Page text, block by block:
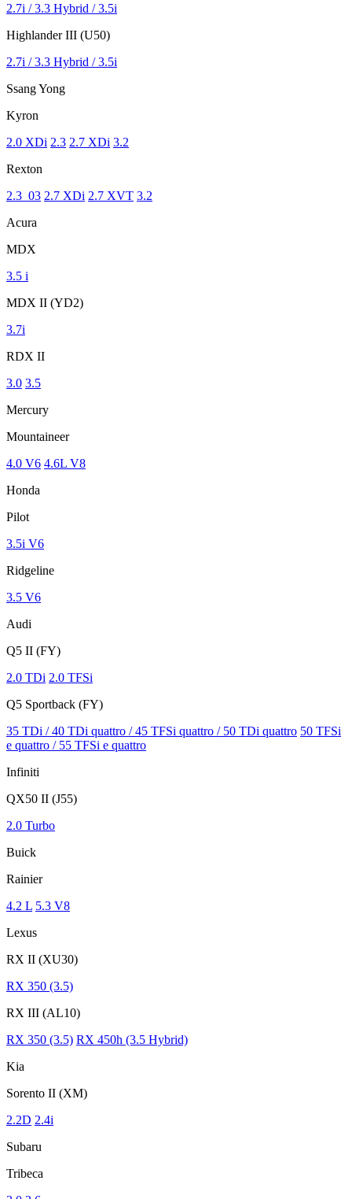
2.7i / 3.3 Hybrid / 3.5i
Highlander III (U50)
2.7i / 3.3 Hybrid / 3.5i
Ssang Yong
Kyron
2.0 XDi 2.3 2.7 XDi 3.2
Rexton
2.3_03 2.7 XDi 2.7 XVT 3.2
Acura
MDX
3.5 i
MDX II (YD2)
3.7i
RDX II
3.0 3.5
Mercury
Mountaineer
4.0 V6 4.6L V8
Honda
Pilot
3.5i V6
Ridgeline
3.5 V6
Audi
Q5 II (FY)
2.0 TDi 2.0 TFSi
Q5 Sportback (FY)
35 TDi / 40 TDi quattro / 45 TFSi quattro / 50 TDi quattro 50 TFSi
e quattro / 55 TFSi e quattro
Infiniti
QX50 II (J55)
2.0 Turbo
Buick
Rainier
4.2 L 5.3 V8
Lexus
RX II (XU30)
RX 350 (3.5)
RX III (AL10)
RX 350 (3.5) RX 450h (3.5 Hybrid)
Kia
Sorento II (XM)
2.2D 2.4i
Subaru
Tribeca